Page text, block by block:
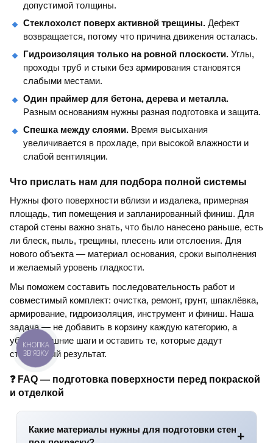
допустимой толщины.
Стеклохолст поверх активной трещины. Дефект
возвращается, потому что причина движения осталась.
Гидроизоляция только на ровной плоскости. Углы,
проходы труб и стыки без армирования становятся
слабыми местами.
Один праймер для бетона, дерева и металла.
Разным основаниям нужны разная подготовка и защита.
Спешка между слоями. Время высыхания
увеличивается в прохладе, при высокой влажности и
слабой вентиляции.
Что прислать нам для подбора полной системы
Нужны фото поверхности вблизи и издалека, примерная
площадь, тип помещения и запланированный финиш. Для
старой стены важно знать, что было нанесено раньше, есть
ли блеск, пыль, трещины, плесень или отслоения. Для
нового объекта — материал основания, сроки выполнения
и желаемый уровень гладкости.
Мы поможем составить последовательность работ и
совместимый комплект: очистка, ремонт, грунт, шпаклёвка,
армирование, гидроизоляция, инструмент и финиш. Наша
задача — не добавить в корзину каждую категорию, а
убрать лишние шаги и оставить те, которые дадут
стабильный результат.
❓ FAQ — подготовка поверхности перед покраской
и отделкой
Какие материалы нужны для подготовки стен